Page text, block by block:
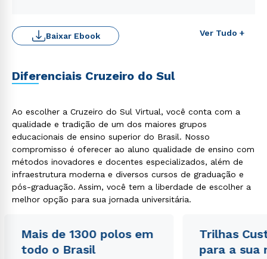
Ver Tudo +
Baixar Ebook
Diferenciais Cruzeiro do Sul
Ao escolher a Cruzeiro do Sul Virtual, você conta com a
qualidade e tradição de um dos maiores grupos
educacionais de ensino superior do Brasil. Nosso
compromisso é oferecer ao aluno qualidade de ensino com
métodos inovadores e docentes especializados, além de
infraestrutura moderna e diversos cursos de graduação e
pós-graduação. Assim, você tem a liberdade de escolher a
melhor opção para sua jornada universitária.
Mais de 1300 polos em
todo o Brasil
Trilhas
para a sua
Rápido e fácil
WhatsApp
ou
Estou de acordo com a
autorizo que meus dados sejam utilizados para o